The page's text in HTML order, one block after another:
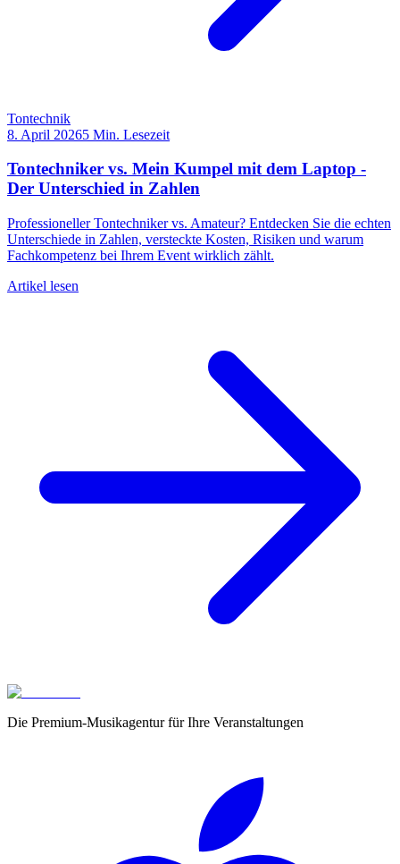
Tontechnik
8. April 20265 Min. Lesezeit
Tontechniker vs. Mein Kumpel mit dem Laptop -
Der Unterschied in Zahlen
Professioneller Tontechniker vs. Amateur? Entdecken Sie die echten
Unterschiede in Zahlen, versteckte Kosten, Risiken und warum
Fachkompetenz bei Ihrem Event wirklich zählt.
Artikel lesen
Die Premium-Musikagentur für Ihre Veranstaltungen